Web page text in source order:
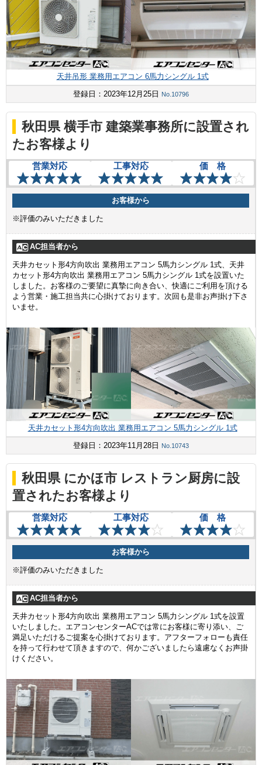
天井吊形 業務用エアコン 6馬力シングル 1式
登録日：2023年12月25日
No.10796
秋田県 横手市 建築業事務所に設置され
たお客様より
営業対応 工事対応 価 格
お客様から
※評価のみいただきました
AC担当者から
天井カセット形4方向吹出 業務用エアコン 5馬力シングル 1式、天井
カセット形4方向吹出 業務用エアコン 5馬力シングル 1式を設置いた
しました。お客様のご要望に真摯に向き合い、快適にご利用を頂ける
よう営業・施工担当共に心掛けております。次回も是非お声掛け下さ
いませ。
天井カセット形4方向吹出 業務用エアコン 5馬力シングル 1式
登録日：2023年11月28日 No.10743
秋田県 にかほ市 レストラン厨房に設
置されたお客様より
営業対応 工事対応 価 格
お客様から
※評価のみいただきました
AC担当者から
天井カセット形4方向吹出 業務用エアコン 5馬力シングル 1式を設置
いたしました。エアコンセンターACでは常にお客様に寄り添い、ご
満足いただけるご提案を心掛けております。アフターフォローも責任
を持って行わせて頂きますので、何かございましたら遠慮なくお声掛
けください。